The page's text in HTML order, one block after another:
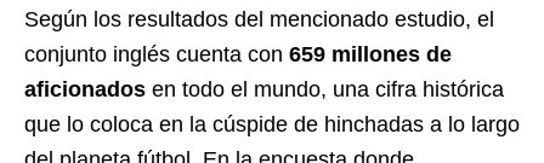
Según los resultados del mencionado estudio, el
conjunto inglés cuenta con 659 millones de
aficionados en todo el mundo, una cifra histórica
que lo coloca en la cúspide de hinchadas a lo largo